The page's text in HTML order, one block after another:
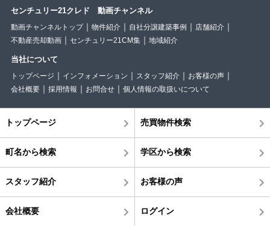
センチュリー21クレド 動画チャンネル
動画チャンネルトップ 物件紹介 自社分譲建築事例
店舗紹介
不動産売却動画
センチュリー21CM集 地域紹介
当社について
トップページ インフォメーション スタッフ紹介
お客様の声
会社概要
採用情報 お問合せ 個人情報の取扱いについて
トップページ 売買物件検索
町名から検索 学区から検索
スタッフ紹介 お客様の声
会社概要 ログイン